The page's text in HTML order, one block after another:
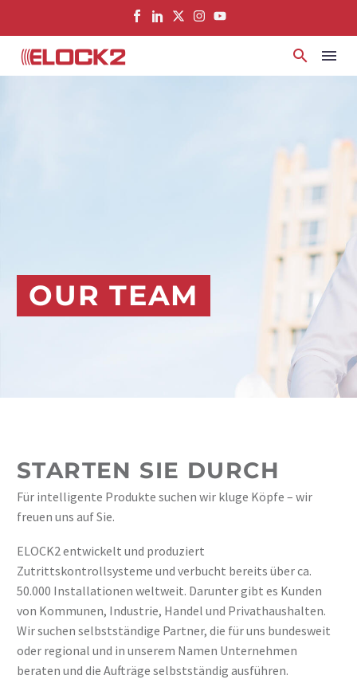
OUR TEAM
STARTEN SIE DURCH
Für intelligente Produkte suchen wir kluge Köpfe – wir
freuen uns auf Sie.
ELOCK2 entwickelt und produziert
Zutrittskontrollsysteme und verbucht bereits über ca.
50.000 Installationen weltweit. Darunter gibt es Kunden
von Kommunen, Industrie, Handel und Privathaushalten.
Wir suchen selbstständige Partner, die für uns bundesweit
oder regional und in unserem Namen Unternehmen
beraten und die Aufträge selbstständig ausführen.